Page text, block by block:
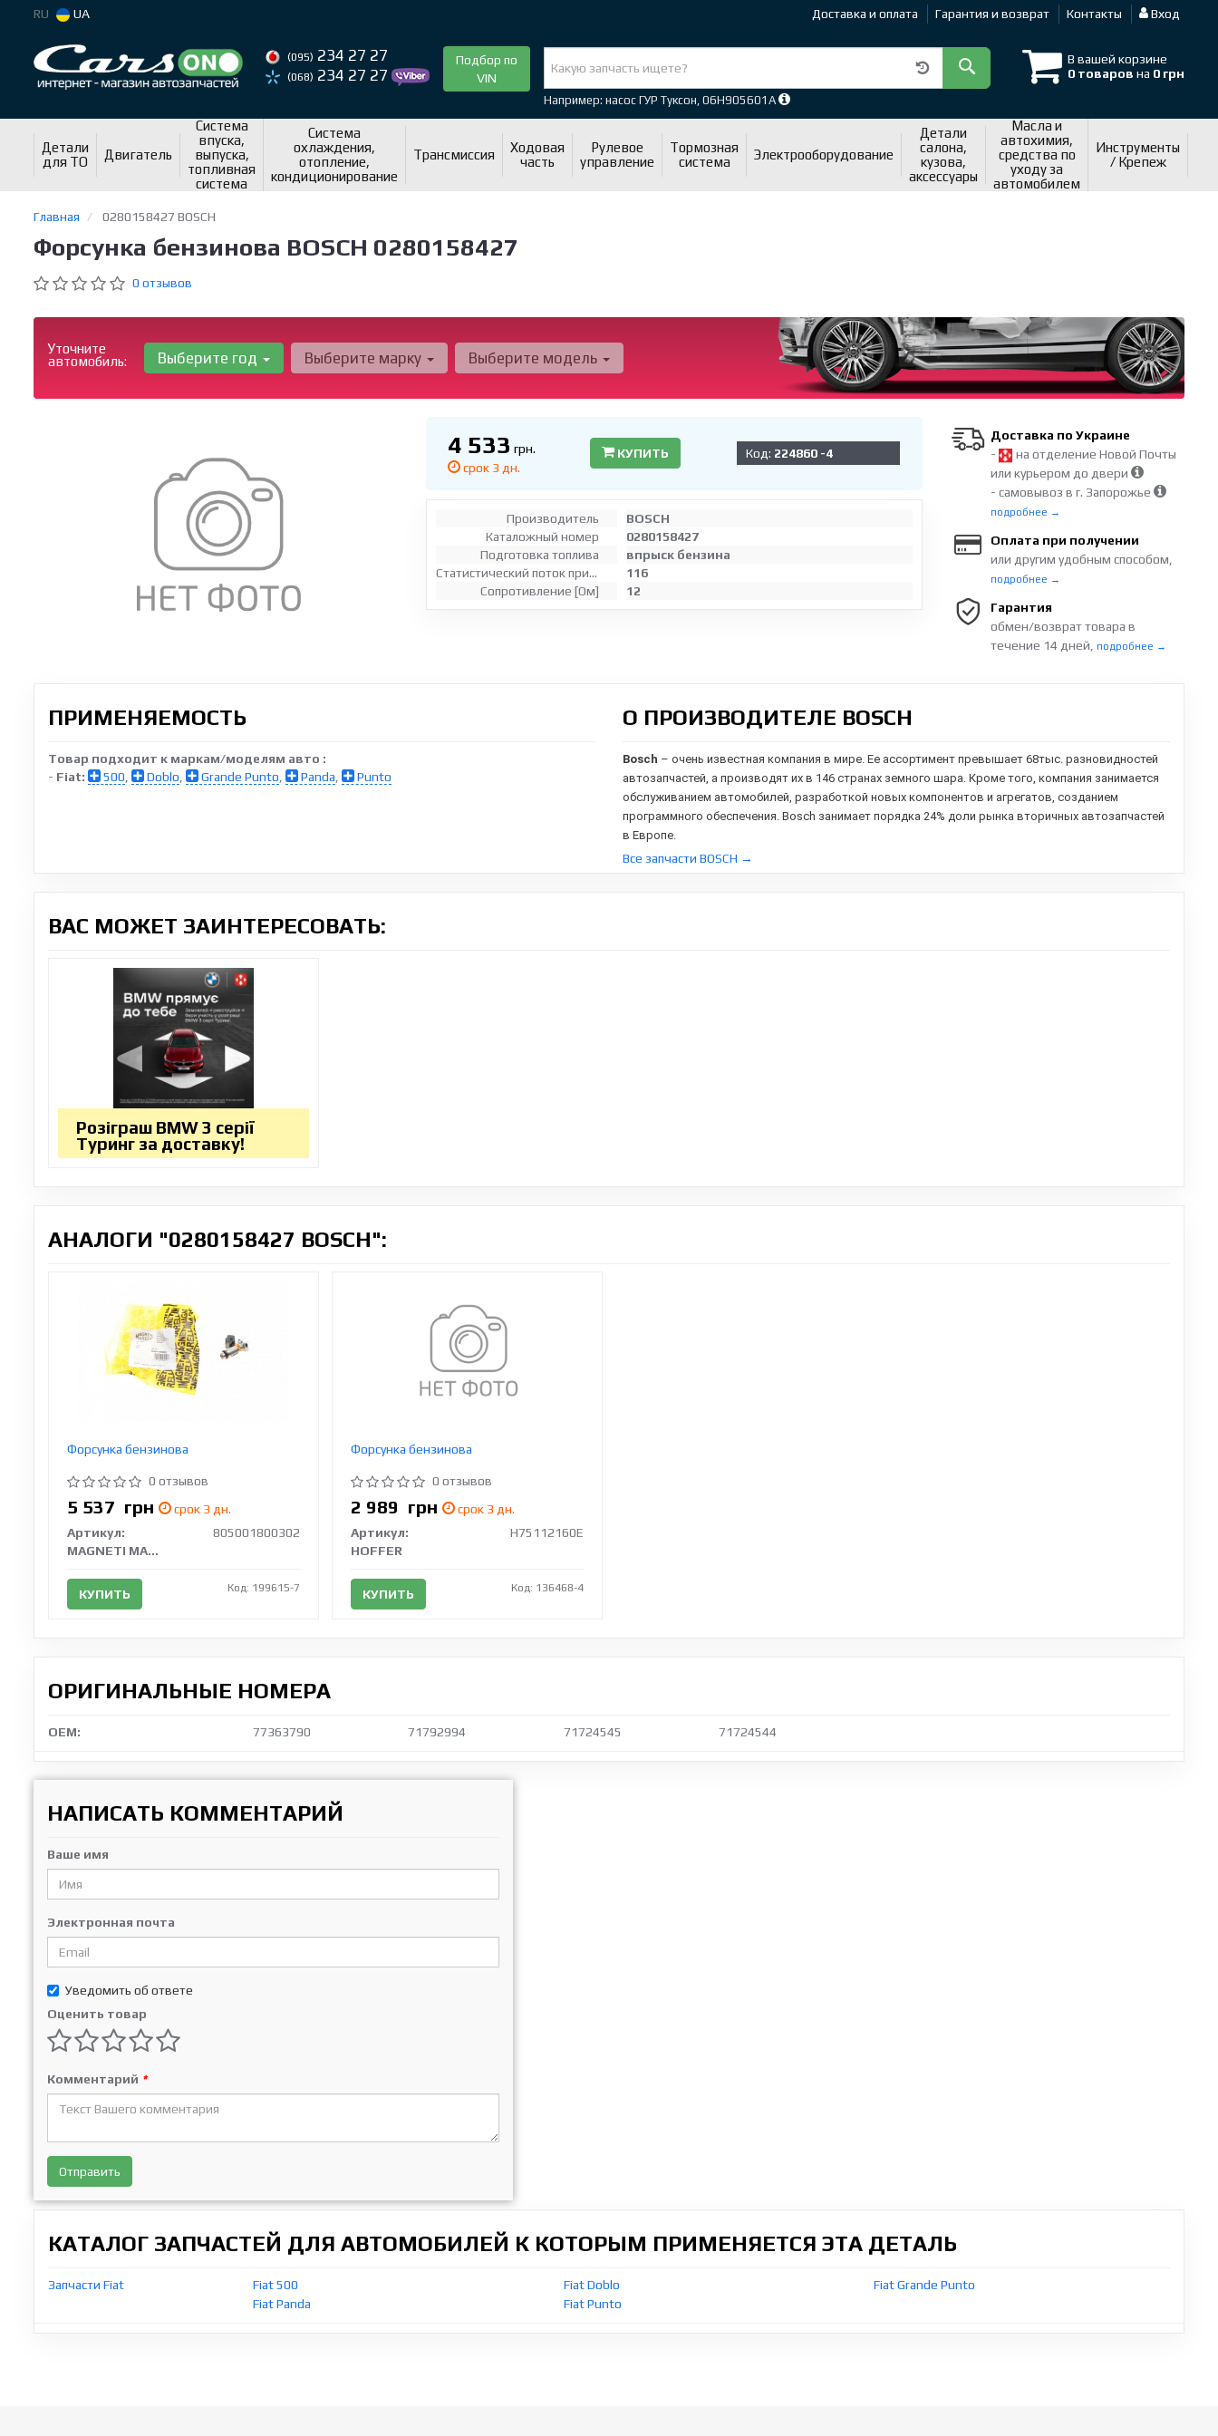
RU UA Доставка и оплата Гарантия и возврат Контакты Вход
(095) 234 27 27
(068) 234 27 27
Подбор по
VIN
В вашей корзине
0 товаров на 0 грн
Например: насос ГУР Туксон, 06H905601A
Детали
для ТО
Двигатель
Система
впуска,
выпуска,
топливная
система
Система
охлаждения,
отопление,
кондиционирование
Трансмиссия
Ходовая
часть
Рулевое
управление
Тормозная
система
Электрооборудование
Детали
салона,
кузова,
аксессуары
Масла и
автохимия,
средства по
уходу за
автомобилем
Инструменты
/ Крепеж
Главная 0280158427 BOSCH
Форсунка бензинова BOSCH 0280158427
0 отзывов
Уточните
автомобиль:
Выберите год Выберите марку Выберите модель
4 533 грн.
срок 3 дн.
КУПИТЬ Код: 224860 -4
Производитель
BOSCH
Каталожный номер
0280158427
Подготовка топлива
впрыск бензина
Статистический поток при 3 бар, средний н-Гептан [г/мин.]
116
Сопротивление [Ом]
12
Доставка по Украине
-
на отделение Новой Почты
или курьером до двери
- самовывоз в г. Запорожье
подробнее →
Оплата при получении
или другим удобным способом,
подробнее →
Гарантия
обмен/возврат товара в
течение 14 дней,
подробнее →
ПРИМЕНЯЕМОСТЬ
Товар подходит к маркам/моделям авто :
- Fiat: 500 Doblo Grande Punto Panda Punto
О ПРОИЗВОДИТЕЛЕ BOSCH
Bosch – очень известная компания в мире. Ее ассортимент превышает 68тыс. разновидностей
автозапчастей, а производят их в 146 странах земного шара. Кроме того, компания занимается
обслуживанием автомобилей, разработкой новых компонентов и агрегатов, созданием
программного обеспечения. Bosch занимает порядка 24% доли рынка вторичных автозапчастей
в Европе.
Все запчасти BOSCH →
ВАС МОЖЕТ ЗАИНТЕРЕСОВАТЬ:
Розіграш BMW 3 серії
Туринг за доставку!
АНАЛОГИ "0280158427 BOSCH":
Форсунка бензинова
0 отзывов
5 537 грн
срок 3 дн.
Артикул:
805001800302
MAGNETI MARELLI
КУПИТЬ Код: 199615-7
Форсунка бензинова
0 отзывов
2 989 грн
срок 3 дн.
Артикул:
H75112160E
HOFFER
КУПИТЬ Код: 136468-4
ОРИГИНАЛЬНЫЕ НОМЕРА
OEM: 77363790 71792994 71724545 71724544
НАПИСАТЬ КОММЕНТАРИЙ
Ваше имя
Электронная почта
Уведомить об ответе
Оценить товар
Комментарий *
Отправить
КАТАЛОГ ЗАПЧАСТЕЙ ДЛЯ АВТОМОБИЛЕЙ К КОТОРЫМ ПРИМЕНЯЕТСЯ ЭТА ДЕТАЛЬ
Запчасти Fiat Fiat 500 Fiat Doblo
Fiat Grande Punto
Fiat Panda
Fiat Punto